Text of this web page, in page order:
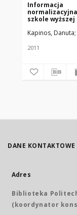
Informacja
szkole wyższej
Kapinos, Danuta
2011
DANE KONTAKTOWE
Adres
Biblioteka
(koordynator